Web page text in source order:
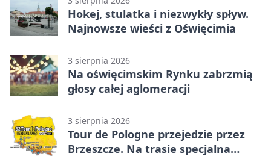
Hokej, stulatka i niezwykły spływ.
Najnowsze wieści z Oświęcimia
3 sierpnia 2026
Na oświęcimskim Rynku zabrzmią
głosy całej aglomeracji
3 sierpnia 2026
Tour de Pologne przejedzie przez
Brzeszcze. Na trasie specjalna